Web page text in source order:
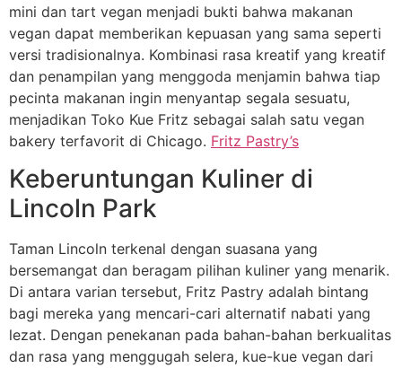
mini dan tart vegan menjadi bukti bahwa makanan
vegan dapat memberikan kepuasan yang sama seperti
versi tradisionalnya. Kombinasi rasa kreatif yang kreatif
dan penampilan yang menggoda menjamin bahwa tiap
pecinta makanan ingin menyantap segala sesuatu,
menjadikan Toko Kue Fritz sebagai salah satu vegan
bakery terfavorit di Chicago. Fritz Pastry’s
Keberuntungan Kuliner di
Lincoln Park
Taman Lincoln terkenal dengan suasana yang
bersemangat dan beragam pilihan kuliner yang menarik.
Di antara varian tersebut, Fritz Pastry adalah bintang
bagi mereka yang mencari-cari alternatif nabati yang
lezat. Dengan penekanan pada bahan-bahan berkualitas
dan rasa yang menggugah selera, kue-kue vegan dari